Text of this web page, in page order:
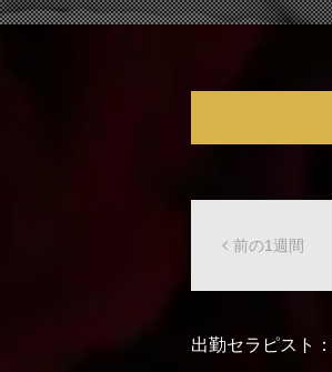
前の1週間
出勤セラピスト：